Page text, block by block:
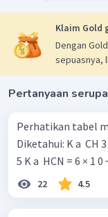
Klaim Gold
Dengan
sepuasnya,
Pertanyaan serupa
Perhatikan tabel
Diketahui: K a ​ CH 3 ​ COOH = 1 × 1 0 − 5 K b ​ NH 3 ​ = 1 × 1 0 −
22 4.5